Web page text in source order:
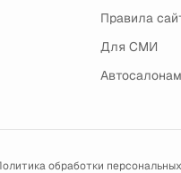
Правила
Для СМИ
Автосалонам
обработки